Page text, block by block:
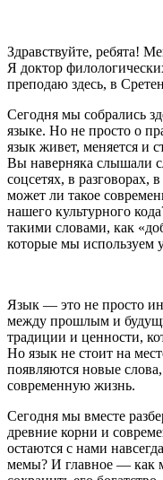
Здравствуйте, ребята!
Я доктор
преподаю здесь, в
Сегодня мы собрались
языке. Но не просто о
язык живет, меняется и
Вы наверняка слышали
соцсетях, в
может ли такое
нашего культурного
такими словами, как
которые мы используем
Язык — это не просто
между прошлым и
традиции и ценности,
Но язык не стоит на
появляются новые
современную жизнь.
Сегодня мы вместе
древние корни и
остаются с нами
мемы? И главное — как